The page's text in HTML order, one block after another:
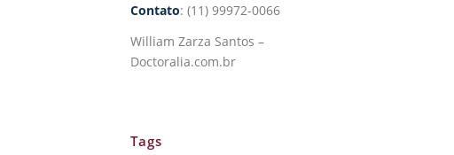
Contato: (11) 99972-0066
William Zarza Santos –
Doctoralia.com.br
Tags